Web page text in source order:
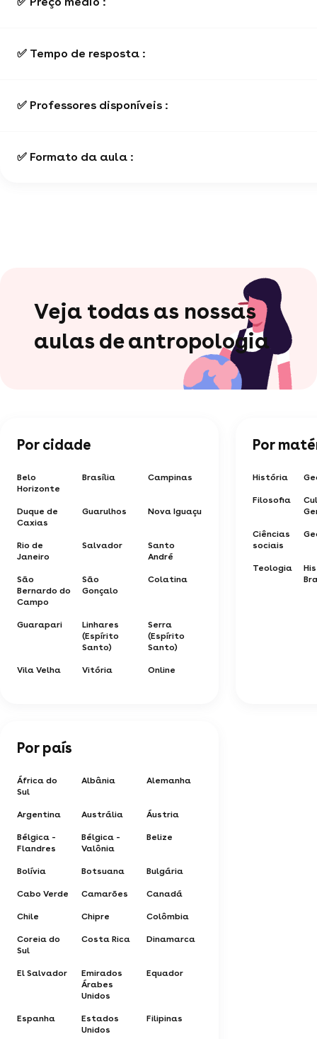
✅ Tempo de resposta :
✅ Professores disponíveis :
✅ Formato da aula :
Veja todas as nossas
aulas de antropologia
Por cidade
Belo
Horizonte
Brasília Campinas
Duque de
Caxias
Guarulhos Nova Iguaçu
Rio de
Janeiro
Salvador
Santo
André
São
Bernardo do
Campo
São
Gonçalo
Colatina
Guarapari
Linhares
(Espírito
Santo)
Serra
(Espírito
Santo)
Vila Velha Vitória Online
Por
História
Filosofia
Ciências
sociais
Teologia
Por país
África do
Sul
Albânia Alemanha
Argentina Austrália Áustria
Bélgica -
Flandres
Bélgica -
Valônia
Belize
Bolívia Botsuana Bulgária
Cabo Verde Camarões Canadá
Chile Chipre Colômbia
Coreia do
Sul
Costa Rica Dinamarca
El Salvador
Emirados
Árabes
Unidos
Equador
Espanha
Estados
Unidos
Filipinas